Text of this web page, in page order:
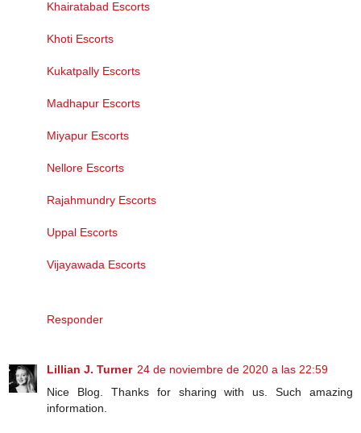
Khairatabad Escorts
Khoti Escorts
Kukatpally Escorts
Madhapur Escorts
Miyapur Escorts
Nellore Escorts
Rajahmundry Escorts
Uppal Escorts
Vijayawada Escorts
Responder
Lillian J. Turner 24 de noviembre de 2020 a las 22:59
Nice Blog. Thanks for sharing with us. Such amazing
information.